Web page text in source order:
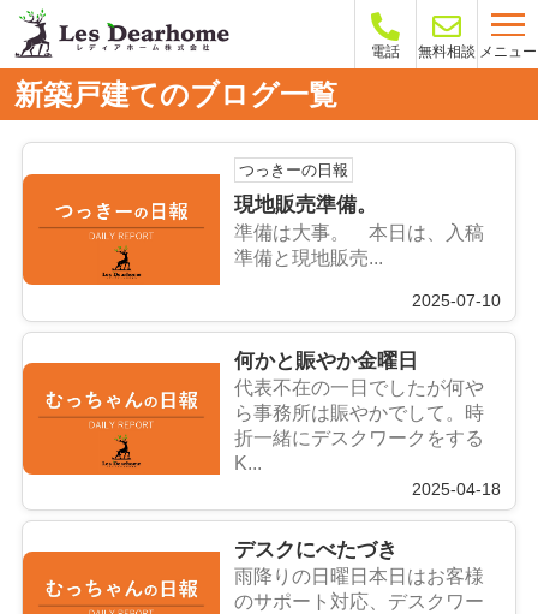
電話 無料相談 メニュー
新築戸建てのブログ一覧
つっきーの日報
現地販売準備。
準備は大事。 本日は、入稿
準備と現地販売...
2025-07-10
何かと賑やか金曜日
代表不在の一日でしたが何や
ら事務所は賑やかでして。時
折一緒にデスクワークをする
K...
2025-04-18
デスクにべたづき
雨降りの日曜日本日はお客様
のサポート対応、デスクワー